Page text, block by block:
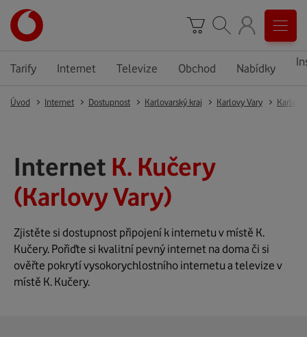
Tarify Internet Televize Obchod Nabídky
Úvod Internet Dostupnost Karlovarský kraj Karlovy Vary Karlovy
Internet K. Kučery
(Karlovy Vary)
Zjistěte si dostupnost připojení k internetu v místě K.
Kučery. Pořiďte si kvalitní pevný internet na doma či si
ověřte pokrytí vysokorychlostního internetu a televize v
místě K. Kučery.